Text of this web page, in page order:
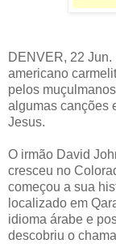
DENVER, 22
americano
pelos
algumas canções
Jesus.
O irmão David
cresceu no
começou a sua
localizado em
idioma árabe e
descobriu o